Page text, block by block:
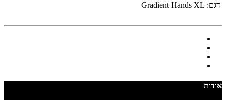
דגם: Gradient Hands XL
אודות